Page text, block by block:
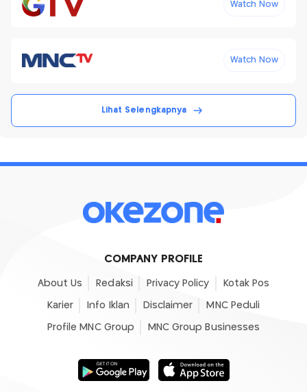
Watch Now
Watch Now
Lihat Selengkapnya
COMPANY PROFILE
About Us Redaksi Privacy Policy Kotak Pos
Karier Info Iklan Disclaimer MNC Peduli
Profile MNC Group MNC Group Businesses